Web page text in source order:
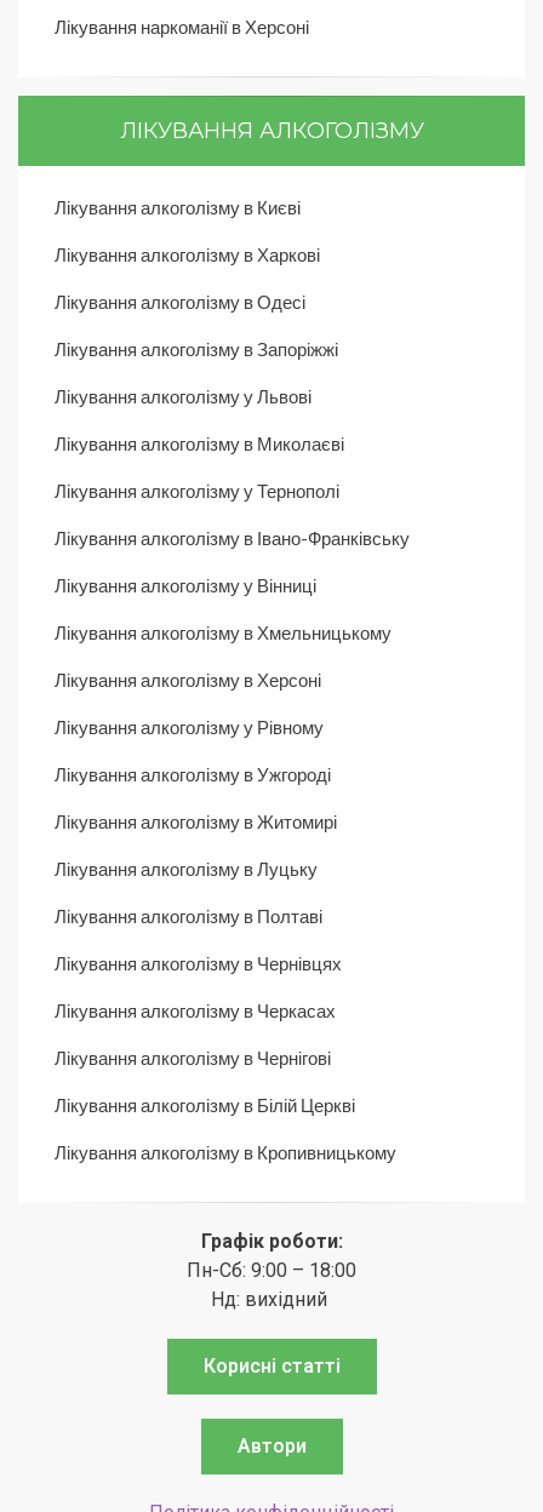
Лікування наркоманії в Херсоні
ЛІКУВАННЯ АЛКОГОЛІЗМУ
Лікування алкоголізму в Києві
Лікування алкоголізму в Харкові
Лікування алкоголізму в Одесі
Лікування алкоголізму в Запоріжжі
Лікування алкоголізму у Львові
Лікування алкоголізму в Миколаєві
Лікування алкоголізму у Тернополі
Лікування алкоголізму в Івано-Франківську
Лікування алкоголізму у Вінниці
Лікування алкоголізму в Хмельницькому
Лікування алкоголізму в Херсоні
Лікування алкоголізму у Рівному
Лікування алкоголізму в Ужгороді
Лікування алкоголізму в Житомирі
Лікування алкоголізму в Луцьку
Лікування алкоголізму в Полтаві
Лікування алкоголізму в Чернівцях
Лікування алкоголізму в Черкасах
Лікування алкоголізму в Чернігові
Лікування алкоголізму в Білій Церкві
Лікування алкоголізму в Кропивницькому
Графік роботи:
Пн-Сб: 9:00 – 18:00
Нд: вихідний
Корисні статті
Автори